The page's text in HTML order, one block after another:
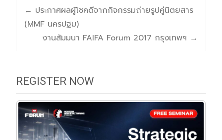
Post
navigation
← ประกาศผลผู้โชคดีจากกิจกรรมถ่ายรูปคู่นิตยสาร
(MMF นครปฐม)
งานสัมมนา FAIFA Forum 2017 กรุงเทพฯ →
REGISTER NOW